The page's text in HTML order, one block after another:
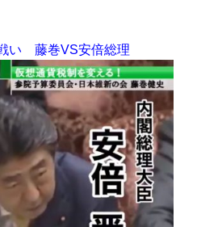
い 藤巻VS安倍総理